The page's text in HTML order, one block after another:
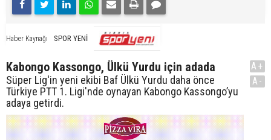
Haber Kaynağı SPOR YENİ
Kabongo Kassongo, Ülkü Yurdu için adada
Süper Lig'in yeni ekibi Baf Ülkü Yurdu daha önce
Türkiye PTT 1. Ligi'nde oynayan Kabongo Kassongo’yu
adaya getirdi.
A+
A-